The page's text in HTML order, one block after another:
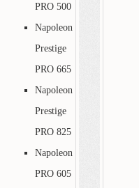
PRO 500
Napoleon
Prestige
PRO 665
Napoleon
Prestige
PRO 825
Napoleon
PRO 605